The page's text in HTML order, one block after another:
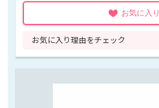
お気に入り
お気に入り理由をチェック